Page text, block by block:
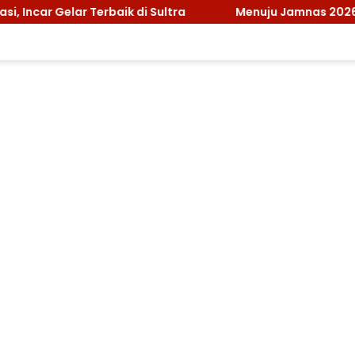
Menuju Jamnas 2026, Ketua Kwarcab Konawe